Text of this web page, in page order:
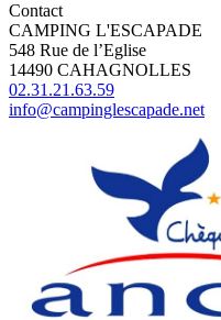
Contact
CAMPING L'ESCAPADE
548 Rue de l’Eglise
14490 CAHAGNOLLES
02.31.21.63.59
info@campinglescapade.net